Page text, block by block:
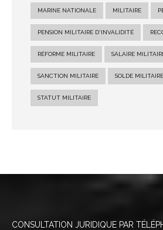
MARINE NATIONALE MILITAIRE
PENSION MILITAIRE D'INVALIDITÉ
RÉFORME MILITAIRE SALAIRE
SANCTION MILITAIRE SOLDE MILITAIRE
STATUT MILITAIRE
CONSULTATION JURIDIQUE PAR